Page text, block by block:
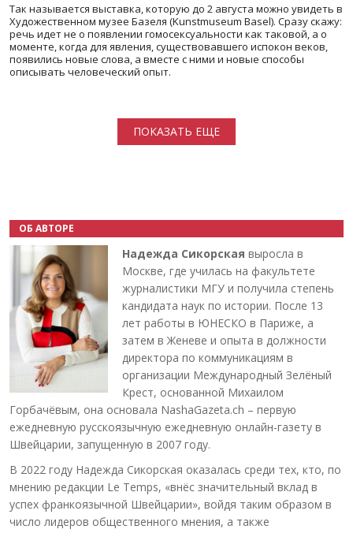
Так называется выставка, которую до 2 августа можно увидеть в
Художественном музее Базеля (Kunstmuseum Basel). Сразу скажу:
речь идет не о появлении гомосексуальности как таковой, а о
моменте, когда для явления, существовавшего испокон веков,
появились новые слова, а вместе с ними и новые способы
описывать человеческий опыт.
ПОКАЗАТЬ ЕЩЕ
ОБ АВТОРЕ
Надежда Сикорская выросла в
Москве, где училась на факультете
журналистики МГУ и получила степень
кандидата наук по истории. После 13
лет работы в ЮНЕСКО в Париже, а
затем в Женеве и опыта в должности
директора по коммуникациям в
организации Международный Зелёный
Крест, основанной Михаилом
Горбачёвым, она основала NashaGazeta.ch – первую
ежедневную русскоязычную ежедневную онлайн-газету в
Швейцарии, запущенную в 2007 году.
В 2022 году Надежда Сикорская оказалась среди тех, кто, по
мнению редакции Le Temps, «внёс значительный вклад в
успех франкоязычной Швейцарии», войдя таким образом в
число лидеров общественного мнения, а также